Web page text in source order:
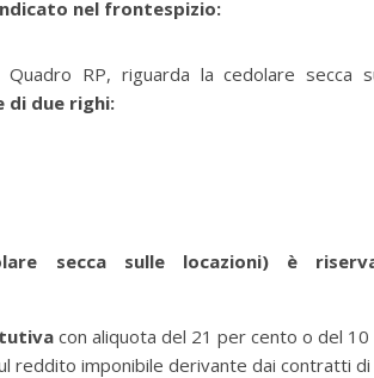
di tuo interesse (es. contabilità, Fisco
nel frontespizio:
RP, riguarda la cedolare secca
di due righi:
secca sulle locazioni)
è
con aliquota del 21 per cento o del 10
reddito imponibile derivante dai contratti di